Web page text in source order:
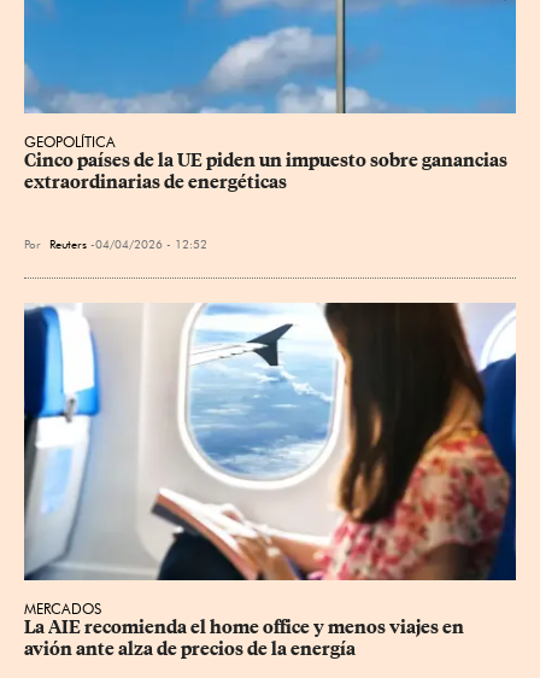
GEOPOLÍTICA
Cinco países de la UE piden un impuesto sobre ganancias
extraordinarias de energéticas
Por Reuters 04/04/2026 - 12:52
MERCADOS
La AIE recomienda el home office y menos viajes en
avión ante alza de precios de la energía